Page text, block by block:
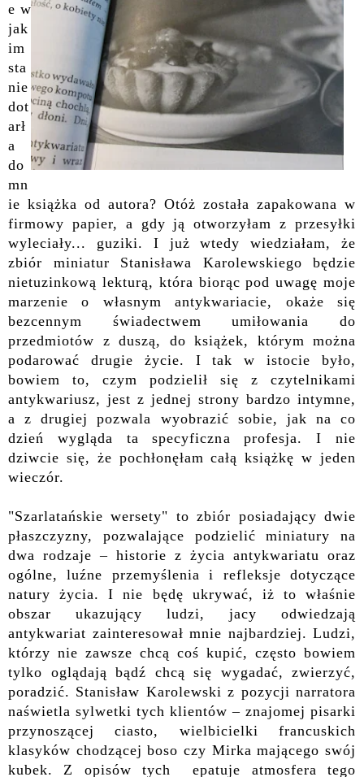
e w
jak
im
sta
nie
dot
arł
a
do
mn
ie książka od autora? Otóż została zapakowana w
firmowy papier, a gdy ją otworzyłamz przesyłki
wyleciały... guziki. I już wtedy wiedziałam, że
zbiór miniatur Stanisława Karolewskiego będzie
nietuzinkową lekturą, która biorąc pod uwagę moje
marzenie o własnym antykwariacie, okaże się
bezcennym świadectwem umiłowania do
przedmiotów z duszą, do książek, którym można
podarować drugie życie. I tak w istocie było,
bowiem to, czym podzielił się z czytelnikami
antykwariusz, jest z jednej strony bardzo intymne,
a z drugiejpozwala wyobrazić sobie, jak na co
dzień wygląda ta specyficzna profesja.I nie
dziwcie się, że pochłonęłam całą książkęw jeden
wieczór.
"Szarlatańskie wersety" to zbiór posiadający dwie
płaszczyzny, pozwalające podzielić miniatury na
dwa rodzaje – historie z życia antykwariatu oraz
ogólne, luźne przemyślenia i refleksje dotyczące
natury życia.I nie będę ukrywać, iż to właśnie
obszar ukazujący ludzi, jacy odwiedzają
antykwariat zainteresował mnie najbardziej. Ludzi,
którzy nie zawsze chcą coś kupić, często bowiem
tylko oglądają bądź chcą się wygadać, zwierzyć,
poradzić. Stanisław Karolewski z pozycji narratora
naświetla sylwetki tych klientów – znajomej pisarki
przynoszącej ciasto, wielbicielki francuskich
klasyków chodzącej boso czy Mirka mającego swój
kubek.Z opisów tych epatuje atmosferatego